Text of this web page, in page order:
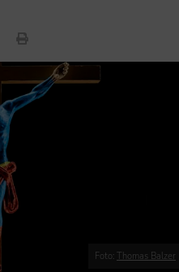
Foto: Thomas Balzer